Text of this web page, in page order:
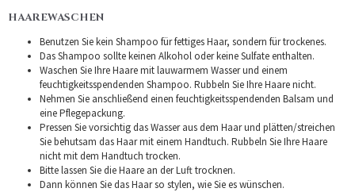
HAAREWASCHEN
Benutzen Sie kein Shampoo für fettiges Haar, sondern für trockenes.
Das Shampoo sollte keinen Alkohol oder keine Sulfate enthalten.
Waschen Sie Ihre Haare mit lauwarmem Wasser und einem
feuchtigkeitsspendenden Shampoo. Rubbeln Sie Ihre Haare nicht.
Nehmen Sie anschließend einen feuchtigkeitsspendenden Balsam und
eine Pflegepackung.
Pressen Sie vorsichtig das Wasser aus dem Haar und plätten/streichen
Sie behutsam das Haar mit einem Handtuch. Rubbeln Sie Ihre Haare
nicht mit dem Handtuch trocken.
Bitte lassen Sie die Haare an der Luft trocknen.
Dann können Sie das Haar so stylen, wie Sie es wünschen.